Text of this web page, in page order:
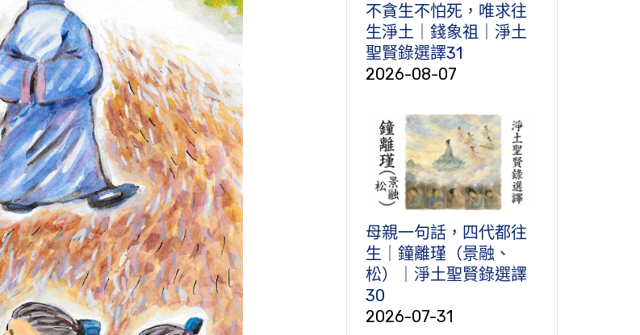
不貪生不怕死，唯求往
生淨土｜錢象祖｜淨土
聖賢錄選譯31
2026-08-07
母親一句話，四代都往
生｜鐘離瑾（景融、
松）｜淨土聖賢錄選譯
30
2026-07-31